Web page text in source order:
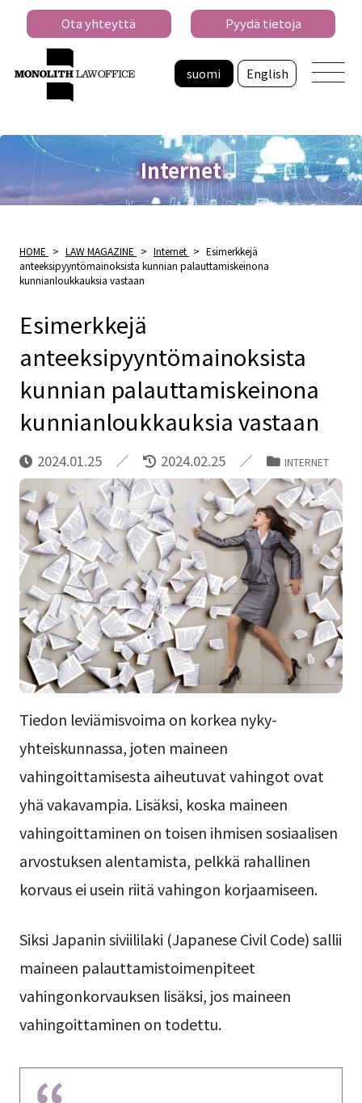
suomi English
Ota yhteyttä Pyydä tietoja
Internet
HOME > LAW MAGAZINE > Internet > Esimerkkejä
anteeksipyyntömainoksista kunnian palauttamiskeinona
kunnianloukkauksia vastaan
Esimerkkejä
anteeksipyyntömainoksista
kunnian palauttamiskeinona
kunnianloukkauksia vastaan
2024.01.25 2024.02.25 INTERNET
Tiedon leviämisvoima on korkea nyky-
yhteiskunnassa, joten maineen
vahingoittamisesta aiheutuvat vahingot ovat
yhä vakavampia. Lisäksi, koska maineen
vahingoittaminen on toisen ihmisen sosiaalisen
arvostuksen alentamista, pelkkä rahallinen
korvaus ei usein riitä vahingon korjaamiseen.
Siksi Japanin siviililaki (Japanese Civil Code) sallii
maineen palauttamistoimenpiteet
vahingonkorvauksen lisäksi, jos maineen
vahingoittaminen on todettu.